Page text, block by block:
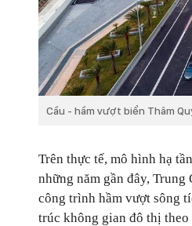
Cầu - hầm vượt biển Thâm
Trên thực tế, mô hình hạ
những năm gần đây,
công trình hầm vượt sông
trúc không gian đô thị theo